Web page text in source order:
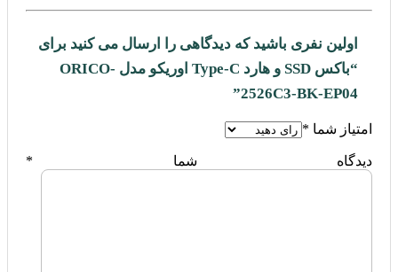
اولین نفری باشید که دیدگاهی را ارسال می کنید برای
“باکس SSD و هارد Type-C اوریکو مدل ORICO-
2526C3-BK-EP04”
امتیاز شما *
دیدگاه شما *